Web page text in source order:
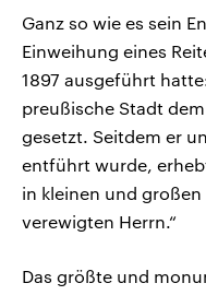
Ganz so wie es sein
Einweihung eines
1897 ausgeführt
preußische Stadt
gesetzt. Seitdem er
entführt wurde,
in kleinen und
verewigten Herrn.“
Das größte und